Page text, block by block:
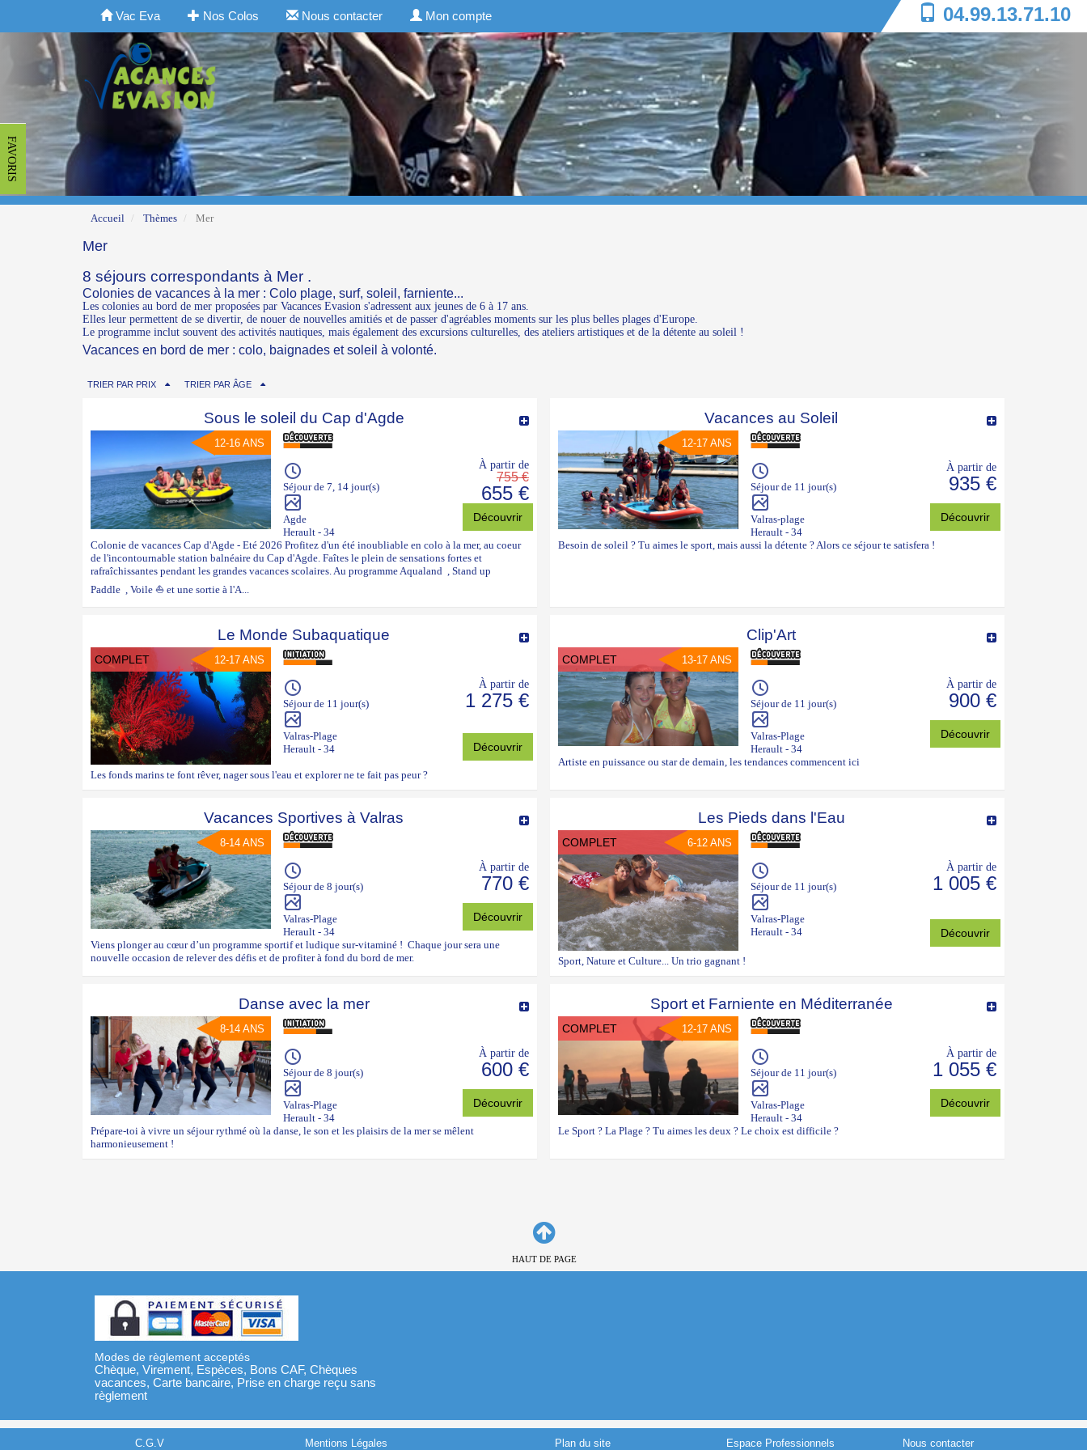
Vac Eva Nos Colos Nous contacter Mon compte 04.99.13.71.10
FAVORIS
Accueil Thèmes Mer
Mer
8 séjours correspondants à Mer .
Colonies de vacances à la mer : Colo plage, surf, soleil, farniente...
Les colonies au bord de mer proposées par Vacances Evasion s'adressent aux jeunes de 6 à 17 ans.
Elles leur permettent de se divertir, de nouer de nouvelles amitiés et de passer d'agréables moments sur les plus belles plages d'Europe.
Le programme inclut souvent des activités nautiques, mais également des excursions culturelles, des ateliers artistiques et de la détente au soleil !
Vacances en bord de mer : colo, baignades et soleil à volonté.
TRIER PAR PRIX TRIER PAR ÂGE
Sous le soleil du Cap d'Agde
12-16 ANS
Séjour de 7, 14 jour(s)
Agde
Herault - 34
À partir de
755 €
655 €
Découvrir
Colonie de vacances Cap d'Agde - Eté 2026 Profitez d'un été inoubliable en colo à la mer, au coeur
de l'incontournable station balnéaire du Cap d'Agde. Faîtes le plein de sensations fortes et
rafraîchissantes pendant les grandes vacances scolaires. Au programme Aqualand , Stand up
Paddle , Voile ⛵ et une sortie à l'A...
Vacances au Soleil
12-17 ANS
Séjour de 11 jour(s)
Valras-plage
Herault - 34
À partir de
935 €
Découvrir
Besoin de soleil ? Tu aimes le sport, mais aussi la détente ? Alors ce séjour te satisfera !
Le Monde Subaquatique
COMPLET 12-17 ANS
Séjour de 11 jour(s)
Valras-Plage
Herault - 34
À partir de
1 275 €
Découvrir
Les fonds marins te font rêver, nager sous l'eau et explorer ne te fait pas peur ?
Clip'Art
COMPLET 13-17 ANS
Séjour de 11 jour(s)
Valras-Plage
Herault - 34
À partir de
900 €
Découvrir
Artiste en puissance ou star de demain, les tendances commencent ici
Vacances Sportives à Valras
8-14 ANS
Séjour de 8 jour(s)
Valras-Plage
Herault - 34
À partir de
770 €
Découvrir
Viens plonger au cœur d’un programme sportif et ludique sur-vitaminé ! Chaque jour sera une
nouvelle occasion de relever des défis et de profiter à fond du bord de mer.
Les Pieds dans l'Eau
COMPLET 6-12 ANS
Séjour de 11 jour(s)
Valras-Plage
Herault - 34
À partir de
1 005 €
Découvrir
Sport, Nature et Culture... Un trio gagnant !
Danse avec la mer
8-14 ANS
Séjour de 8 jour(s)
Valras-Plage
Herault - 34
À partir de
600 €
Découvrir
Prépare-toi à vivre un séjour rythmé où la danse, le son et les plaisirs de la mer se mêlent
harmonieusement !
Sport et Farniente en Méditerranée
COMPLET 12-17 ANS
Séjour de 11 jour(s)
Valras-Plage
Herault - 34
À partir de
1 055 €
Découvrir
Le Sport ? La Plage ? Tu aimes les deux ? Le choix est difficile ?
HAUT DE PAGE
Modes de règlement acceptés
Chèque, Virement, Espèces, Bons CAF, Chèques
vacances, Carte bancaire, Prise en charge reçu sans
règlement
C.G.V Mentions Légales Plan du site Espace Professionnels Nous contacter